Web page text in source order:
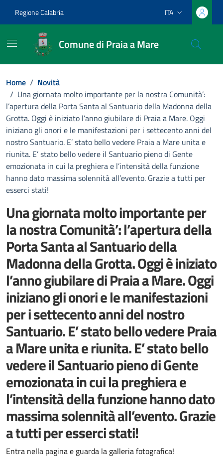
Regione Calabria Lingua attiva:
ITA
Comune di Praia a Mare
Home / Novità
/ Una giornata molto importante per la nostra Comunità’:
l’apertura della Porta Santa al Santuario della Madonna della
Grotta. Oggi è iniziato l’anno giubilare di Praia a Mare. Oggi
iniziano gli onori e le manifestazioni per i settecento anni del
nostro Santuario. E’ stato bello vedere Praia a Mare unita e
riunita. E’ stato bello vedere il Santuario pieno di Gente
emozionata in cui la preghiera e l’intensità della funzione
hanno dato massima solennità all’evento. Grazie a tutti per
esserci stati!
Una giornata molto importante per
la nostra Comunità’: l’apertura della
Porta Santa al Santuario della
Madonna della Grotta. Oggi è iniziato
l’anno giubilare di Praia a Mare. Oggi
iniziano gli onori e le manifestazioni
per i settecento anni del nostro
Santuario. E’ stato bello vedere Praia
a Mare unita e riunita. E’ stato bello
vedere il Santuario pieno di Gente
emozionata in cui la preghiera e
l’intensità della funzione hanno dato
massima solennità all’evento. Grazie
a tutti per esserci stati!
Dettagli della notizia
Entra nella pagina e guarda la galleria fotografica!